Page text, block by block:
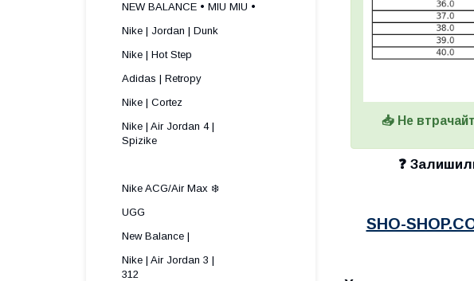
📥 Не
❓
SHO-
NEW BALANCE • MIU MIU •
Nike | Jordan | Dunk
Nike | Hot Step
Adidas | Retropy
Nike | Cortez
Nike | Air Jordan 4 |
Spizike ​
Nike ACG/Air Max ❄️
UGG
New Balance |
Nike | Air Jordan 3 |
312 ​